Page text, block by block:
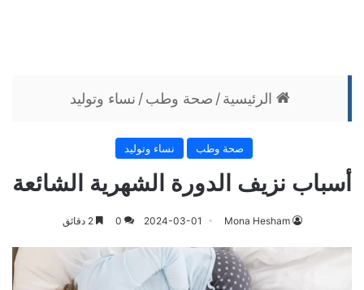
الرئيسية/ صحة وطب/ نساء وتوليد
صحة وطب نساء وتوليد
أسباب نزيف الدورة الشهرية الشائعة
Mona Hesham
2024-03-01
0 2 دقائق